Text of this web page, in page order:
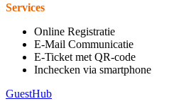
Services
Online Registratie
E-Mail Communicatie
E-Ticket met QR-code
Inchecken via smartphone
GuestHub